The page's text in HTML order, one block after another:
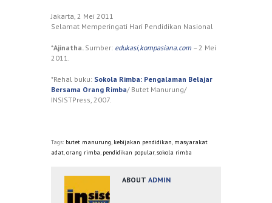
Jakarta, 2 Mei 2011
Selamat Memperingati Hari Pendidikan Nasional
*Ajinatha. Sumber: edukasi,kompasiana.com – 2 Mei
2011.
*Rehal buku: Sokola Rimba: Pengalaman Belajar
Bersama Orang Rimba/ Butet Manurung/
INSISTPress, 2007.
Tags: butet manurung, kebijakan pendidikan, masyarakat
adat,orang rimba, pendidikan popular,sokola rimba
ABOUTADMIN